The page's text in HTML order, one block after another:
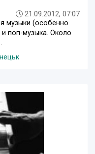
21.09.2012, 07:07
музыки (особенно
поп-музыка. Около